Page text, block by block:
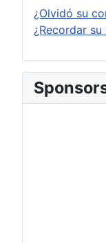
¿Olvidó su
¿Recordar su